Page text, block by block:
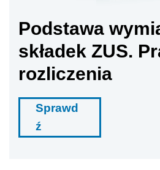
Podstawa
składek ZUS.
rozliczenia
Sprawd
ź